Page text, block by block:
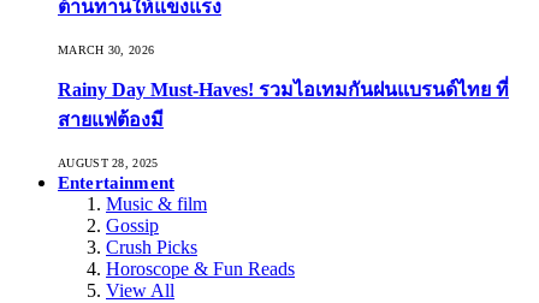
ต้านทานให้แข็งแรง
MARCH 30, 2026
Rainy Day Must-Haves! รวมไอเทมกันฝนแบรนด์ไทย ที่
สายแฟต้องมี
AUGUST 28, 2025
Entertainment
Music & film
Gossip
Crush Picks
Horoscope & Fun Reads
View All